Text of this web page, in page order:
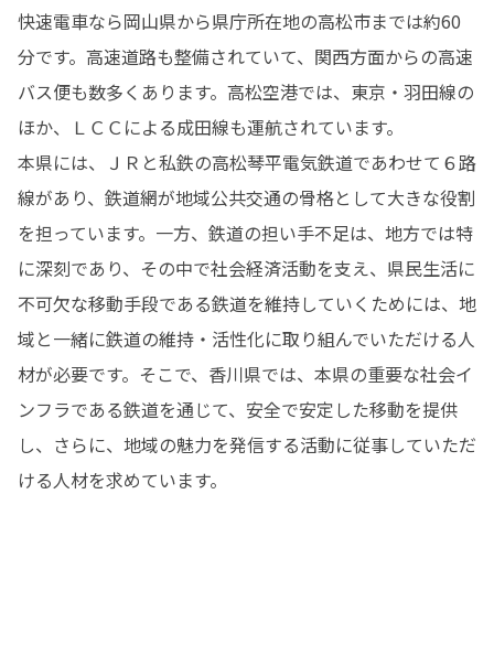
快速電車なら岡山県から県庁所在地の高松市までは約60
分です。高速道路も整備されていて、関西方面からの高速
バス便も数多くあります。高松空港では、東京・羽田線の
ほか、ＬＣＣによる成田線も運航されています。
本県には、ＪＲと私鉄の高松琴平電気鉄道であわせて６路
線があり、鉄道網が地域公共交通の骨格として大きな役割
を担っています。一方、鉄道の担い手不足は、地方では特
に深刻であり、その中で社会経済活動を支え、県民生活に
不可欠な移動手段である鉄道を維持していくためには、地
域と一緒に鉄道の維持・活性化に取り組んでいただける人
材が必要です。そこで、香川県では、本県の重要な社会イ
ンフラである鉄道を通じて、安全で安定した移動を提供
し、さらに、地域の魅力を発信する活動に従事していただ
ける人材を求めています。